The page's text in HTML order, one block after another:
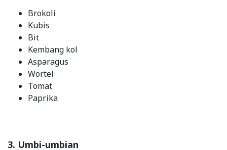
Brokoli
Kubis
Bit
Kembang kol
Asparagus
Wortel
Tomat
Paprika
3. Umbi-umbian